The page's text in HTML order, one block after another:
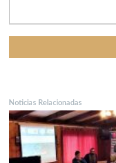
Noticias Relacionadas